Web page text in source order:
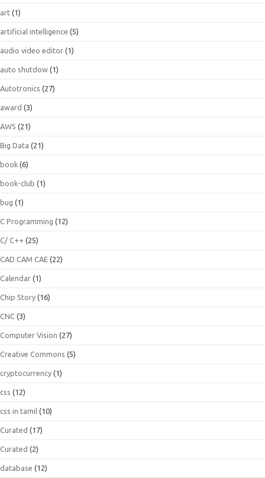
art (1)
artificial intelligence (5)
audio video editor (1)
auto shutdow (1)
Autotronics (27)
award (3)
AWS (21)
Big Data (21)
book (6)
book-club (1)
bug (1)
C Programming (12)
C/ C++ (25)
CAD CAM CAE (22)
Calendar (1)
Chip Story (16)
CNC (3)
Computer Vision (27)
Creative Commons (5)
cryptocurrency (1)
css (12)
css in tamil (10)
Curated (17)
Curated (2)
database (12)